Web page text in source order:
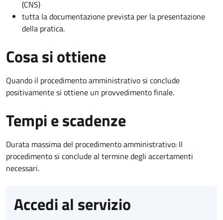
(CNS)
tutta la documentazione prevista per la presentazione
della pratica.
Cosa si ottiene
Quando il procedimento amministrativo si conclude
positivamente si ottiene un provvedimento finale.
Tempi e scadenze
Durata massima del procedimento amministrativo: Il
procedimento si conclude al termine degli accertamenti
necessari.
Accedi al servizio